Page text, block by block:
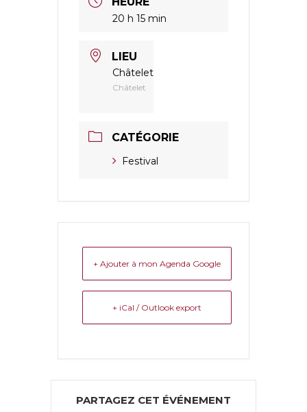
20 h 15 min
LIEU
Châtelet
Châtelet
CATÉGORIE
Festival
+ Ajouter à mon Agenda Google
+ iCal / Outlook export
PARTAGEZ CET ÉVÉNEMENT